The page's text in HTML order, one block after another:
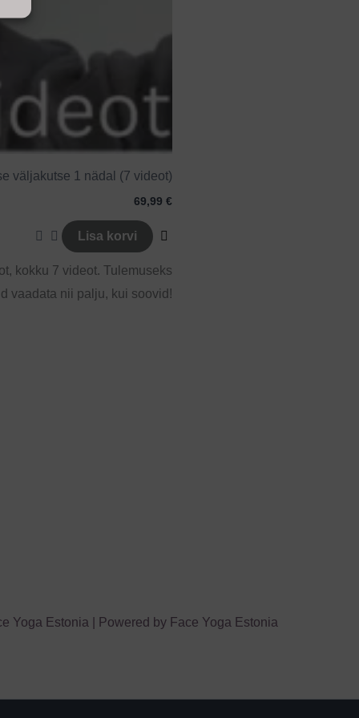
väljakutse 1 nädal (7 videot)
69,99 €
Lisa korvi
kokku 7 videot. Tulemuseks
vaadata nii palju, kui soovid!
Yoga Estonia | Powered by Face Yoga Estonia